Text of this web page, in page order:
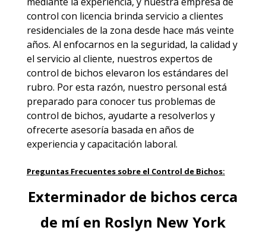
control con licencia brinda servicio a clientes
residenciales de la zona desde hace más veinte
años. Al enfocarnos en la seguridad, la calidad y
el servicio al cliente, nuestros expertos de
control de bichos elevaron los estándares del
rubro. Por esta razón, nuestro personal está
preparado para conocer tus problemas de
control de bichos, ayudarte a resolverlos y
ofrecerte asesoría basada en años de
experiencia y capacitación laboral.
Preguntas Frecuentes sobre el Control de Bichos:
Exterminador de bichos cerca
de mí en Roslyn New York